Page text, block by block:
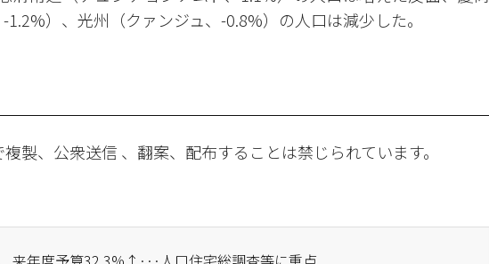
）、光州（クァンジュ、-0.8%）の人口は減少した。
製、公衆送信 、翻案、配布することは禁じられています。